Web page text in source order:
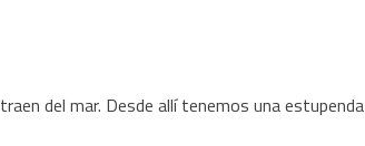
del mar. Desde allí tenemos una estupenda